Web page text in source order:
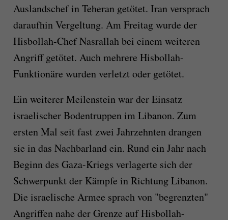
Auslandschef in Teheran getötet. Iran versprach
daraufhin Vergeltung. Am Freitag wurde der
Hisbollah-Chef Nasrallah bei einem weiteren
Angriff getötet. Auch mehrere Hisbollah-
Funktionäre wurden verletzt oder getötet.
Ein weiterer Meilenstein war der Einsatz
israelischer Bodentruppen im Libanon. Zum
ersten Mal seit fast zwei Jahrzehnten drangen
sie in das Nachbarland ein. Rund ein Jahr nach
Beginn des Gaza-Kriegs verlagerte sich der
Schwerpunkt der Kämpfe in Richtung Libanon.
Die israelische Armee sprach von "begrenzten"
Angriffen nahe der Grenze auf Hisbollah-